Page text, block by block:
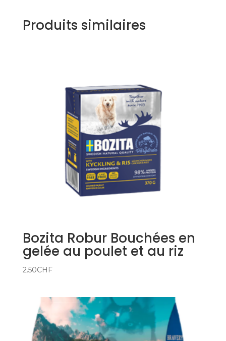
Produits similaires
Bozita Robur Bouchées en
gelée au poulet et au riz
2.50CHF